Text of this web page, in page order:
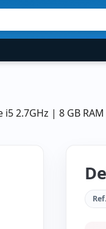
2.7GHz | 8 GB RAM
Ref.